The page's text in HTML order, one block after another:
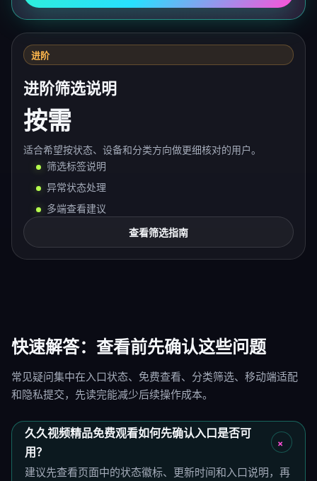
进阶
进阶筛选说明
按需
适合希望按状态、设备和分类方向做更细核对的用户。
筛选标签说明
异常状态处理
多端查看建议
查看筛选指南
快速解答：查看前先确认这些问题
常见疑问集中在入口状态、免费查看、分类筛选、移动端适配
和隐私提交，先读完能减少后续操作成本。
久久视频精品免费观看如何先确认入口是否可
用？
建议先查看页面中的状态徽标、更新时间和入口说明，再